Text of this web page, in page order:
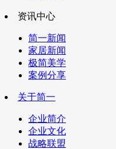
资讯中心
简一新闻
家居新闻
极简美学
案例分享
关于简一
企业简介
企业文化
战略联盟